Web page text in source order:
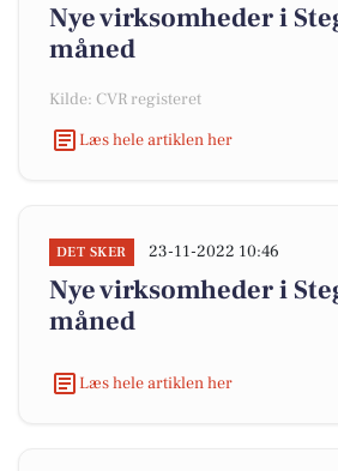
Nye virksomheder i
måned
Kilde: CVR registeret
Læs hele artiklen her
DET SKER 23-11-2022 10:46
Nye virksomheder i
måned
Læs hele artiklen her